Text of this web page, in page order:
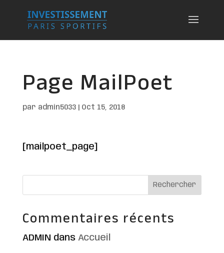
Page MailPoet
par admin5033| Oct 15, 2018
[mailpoet_page]
Commentaires récents
ADMIN dans Accueil